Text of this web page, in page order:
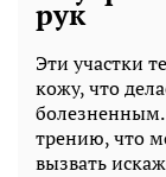
рук
Эти участки
кожу, что
трению, что
вызвать